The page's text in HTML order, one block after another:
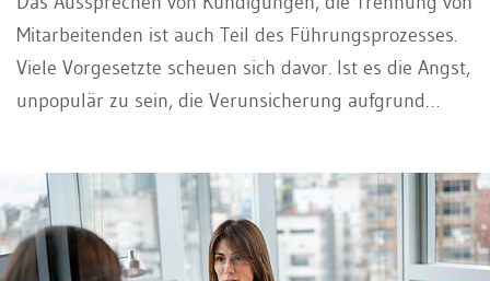
Mitarbeitenden ist auch Teil des Führungsprozesses.
Viele Vorgesetzte scheuen sich davor. Ist es die Angst,
unpopulär zu sein, die Verunsicherung aufgrund
Umstand entgegenwirken?